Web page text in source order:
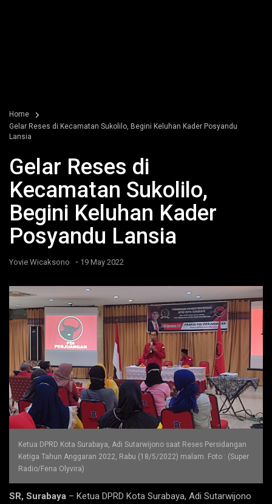
Home
Gelar Reses di Kecamatan Sukolilo, Begini Keluhan Kader Posyandu
Lansia
Gelar Reses di
Kecamatan Sukolilo,
Begini Keluhan Kader
Posyandu Lansia
Yovie Wicaksono - 19 May 2022
Ketua DPRD Kota Surabaya, Adi Sutarwijono saat Reses Persidangan
Ketiga Tahun Anggaran 2022, Rabu (18/5/2022) malam. Foto : (Super
Radio/Fena Olyvira)
SR, Surabaya – Ketua DPRD Kota Surabaya, Adi Sutarwijono